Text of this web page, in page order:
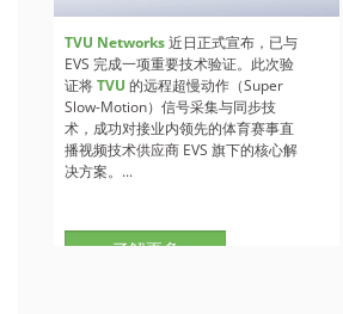
TVU Networks近日正式宣布，已与
EVS 完成一项重要技术验证。此次验
证将TVU 的远程超慢动作（Super
Slow-Motion）信号采集与同步技
术，成功对接业内领先的体育赛事直
播视频技术供应商 EVS 旗下的核心解
决方案。...
了解更多